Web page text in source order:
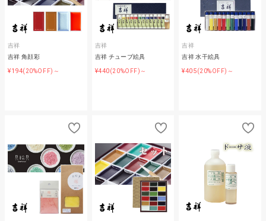
吉祥
吉祥 角顔彩
¥194(20%OFF)～
吉祥
吉祥 チューブ絵具
¥440(20%OFF)～
吉祥
吉祥 水干絵具
¥405(20%OFF)～